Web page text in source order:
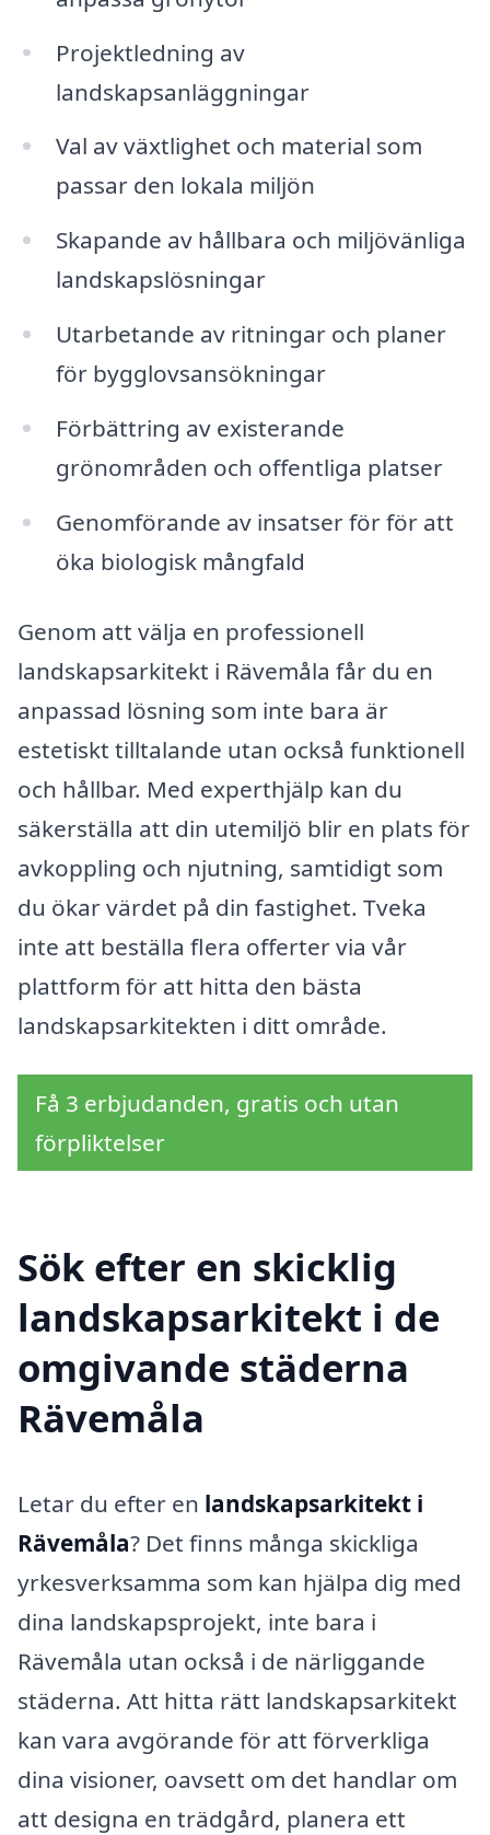
Projektledning av
landskapsanläggningar
Val av växtlighet och material som
passar den lokala miljön
Skapande av hållbara och miljövänliga
landskapslösningar
Utarbetande av ritningar och planer
för bygglovsansökningar
Förbättring av existerande
grönområden och offentliga platser
Genomförande av insatser för för att
öka biologisk mångfald
Genom att välja en professionell
landskapsarkitekt i Rävemåla får du en
anpassad lösning som inte bara är
estetiskt tilltalande utan också funktionell
och hållbar. Med experthjälp kan du
säkerställa att din utemiljö blir en plats för
avkoppling och njutning, samtidigt som
du ökar värdet på din fastighet. Tveka
inte att beställa flera offerter via vår
plattform för att hitta den bästa
landskapsarkitekten i ditt område.
Få 3 erbjudanden, gratis och utan
förpliktelser
Sök efter en skicklig
landskapsarkitekt i de
omgivande städerna
Rävemåla
Letar du efter en landskapsarkitekt i
Rävemåla? Det finns många skickliga
yrkesverksamma som kan hjälpa dig med
dina landskapsprojekt, inte bara i
Rävemåla utan också i de närliggande
städerna. Att hitta rätt landskapsarkitekt
kan vara avgörande för att förverkliga
dina visioner, oavsett om det handlar om
att designa en trädgård, planera ett